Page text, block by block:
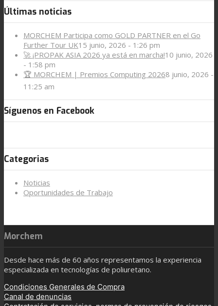
Últimas noticias
MORCHEM Participa como GOLD PARTNER en el Go
Further Tour UK15 junio, 2026 - 1:26 pm
🚀 ¡PROPAK ASIA 2026 ya está en marcha!10 junio, 2026
- 1:58 pm
🏆 MORCHEM | Premios Computing 20268 junio, 2026 -
11:25 am
Síguenos en Facebook
Categorias
Noticias
Oportunidades de Trabajo
Morchem
Desde hace más de 60 años representamos la experiencia
especializada en tecnologías de poliuretano.
Condiciones Generales de Compra
Canal de denuncias